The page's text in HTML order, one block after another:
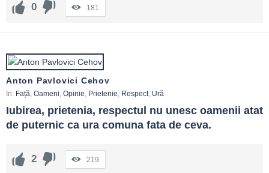
0 181
Anton Pavlovici Cehov
In: Față, Oameni, Opinie, Prietenie, Respect, Ură
Iubirea, prietenia, respectul nu unesc oamenii atat
de puternic ca ura comuna fata de ceva.
2 219